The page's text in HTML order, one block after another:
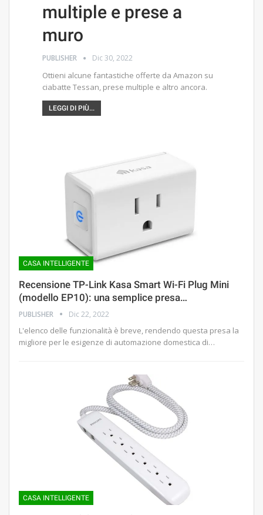
multiple e prese a
muro
PUBLISHER Dic 30, 2022
Ottieni alcune fantastiche offerte da Amazon su
ciabatte Tessan, prese multiple e altro ancora.
LEGGI DI PIÙ...
CASA INTELLIGENTE
Recensione TP-Link Kasa Smart Wi-Fi Plug Mini
(modello EP10): una semplice presa…
PUBLISHER Dic 22, 2022
L'elenco delle funzionalità è breve, rendendo questa presa la
migliore per le esigenze di automazione domestica di…
CASA INTELLIGENTE